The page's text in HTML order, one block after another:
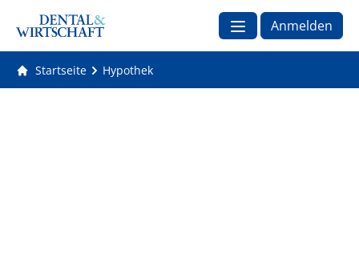
Anmelden
Startseite Hypothek